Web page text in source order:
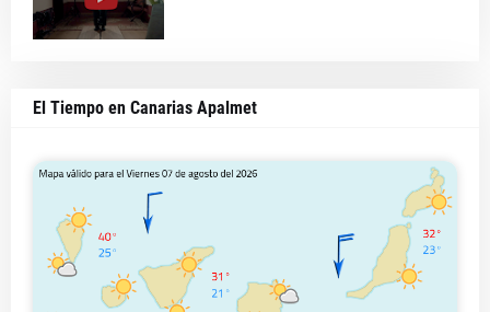
El Tiempo en Canarias Apalmet